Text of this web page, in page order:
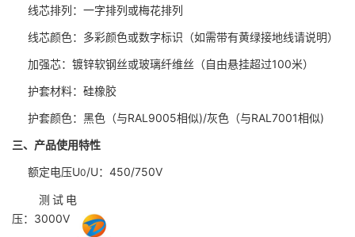
线芯排列：一字排列或梅花排列
线芯颜色：多彩颜色或数字标识（如需带有黄绿接地线请说明）
加强芯：镀锌软钢丝或玻璃纤维丝（自由悬挂超过100米）
护套材料：硅橡胶
护套颜色：黑色（与RAL9005相似)/灰色（与RAL7001相似)
三、产品使用特性
额定电压U0/U：450/750V
测试电
压：3000V